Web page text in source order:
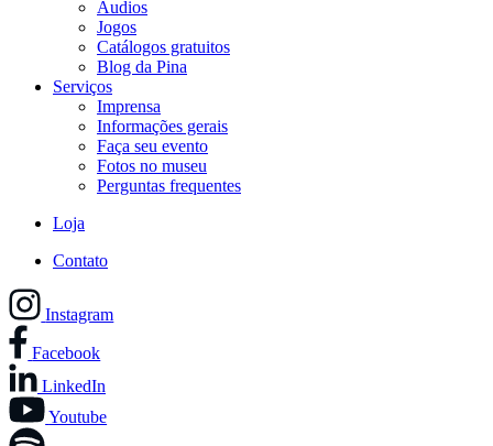
Áudios
Jogos
Catálogos gratuitos
Blog da Pina
Serviços
Imprensa
Informações gerais
Faça seu evento
Fotos no museu
Perguntas frequentes
Loja
Contato
Instagram
Facebook
LinkedIn
Youtube